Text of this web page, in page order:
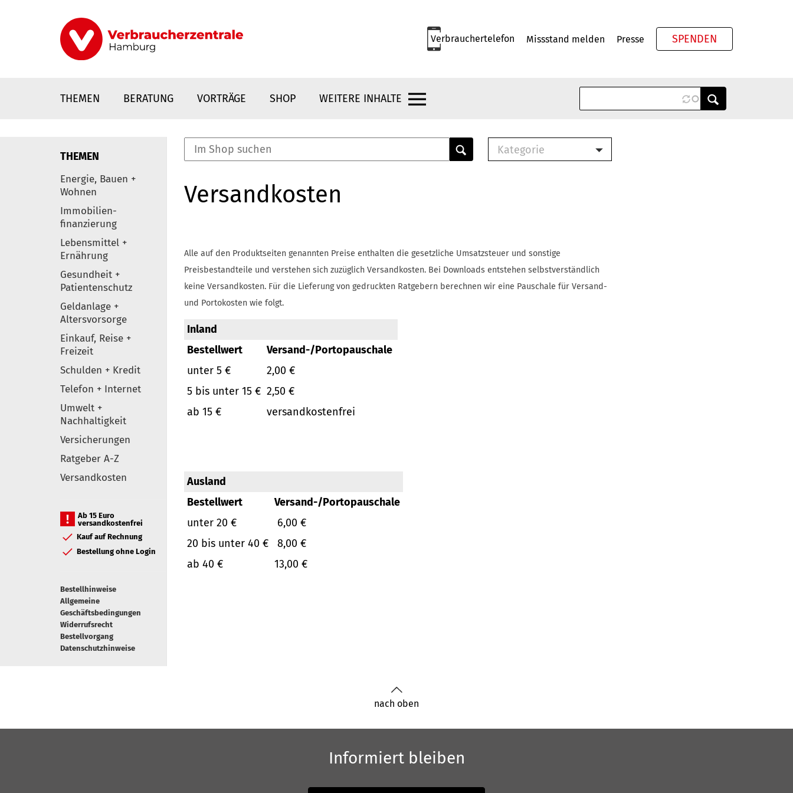
Verbrauchertelefon Missstand melden Presse SPENDEN
THEMEN BERATUNG VORTRÄGE SHOP WEITERE INHALTE
Elemente
THEMEN
Energie, Bauen +
Wohnen
Immobilien-
finanzierung
Lebensmittel +
Ernährung
Gesundheit +
Patientenschutz
Geldanlage +
Altersvorsorge
Einkauf, Reise +
Freizeit
Schulden + Kredit
Telefon + Internet
Umwelt +
Nachhaltigkeit
Versicherungen
Ratgeber A-Z
Versandkosten
Ab 15 Euro
versandkostenfrei
Kauf auf Rechnung
Bestellung ohne Login
Bestellhinweise
Allgemeine
Geschäftsbedingungen
Widerrufsrecht
Bestellvorgang
Datenschutzhinweise
Kategorie
Buch
Versandkosten
Alle auf den Produktseiten genannten Preise enthalten die gesetzliche Umsatzsteuer und sonstige
Preisbestandteile und verstehen sich zuzüglich Versandkosten. Bei Downloads entstehen selbstverständlich
keine Versandkosten. Für die Lieferung von gedruckten Ratgebern berechnen wir eine Pauschale für Versand-
und Portokosten wie folgt.
Inland
Bestellwert
Versand-/Portopauschale
unter 5 €
2,00 €
5 bis unter 15 € 2,50 €
ab 15 €
versandkostenfrei
Ausland
Bestellwert
Versand-/Portopauschale
unter 20 €
6,00 €
20 bis unter 40 €
8,00 €
ab 40 €
13,00 €
nach oben
Informiert bleiben